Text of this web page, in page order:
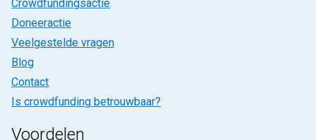
Crowdfundingsactie
Doneeractie
Veelgestelde vragen
Blog
Contact
Is crowdfunding betrouwbaar?
Voordelen